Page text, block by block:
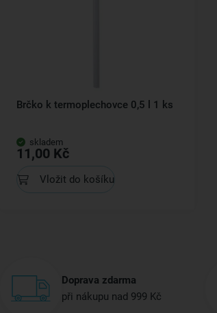
Brčko k termoplechovce 0,5 l 1 ks
skladem
11,00 Kč
Vložit do košíku
Doprava zdarma
při nákupu nad 999 Kč